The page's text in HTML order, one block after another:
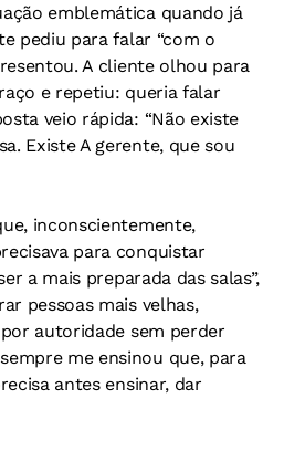
emblemática quando já
pediu para falar “com o
A cliente olhou para
e repetiu: queria falar
veio rápida: “Não existe
Existe A gerente, que sou
inconscientemente,
para conquistar
a mais preparada das salas”,
pessoas mais velhas,
autoridade sem perder
me ensinou que, para
antes ensinar, dar